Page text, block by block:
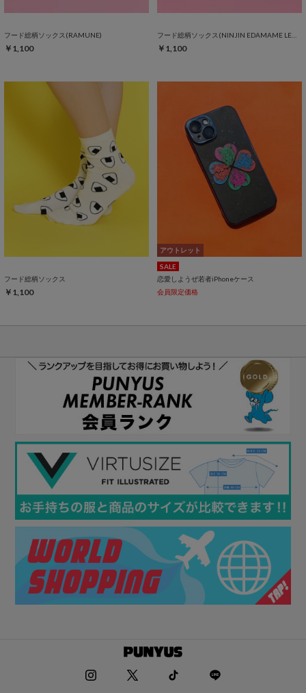
フード総柄ソックス(RAMUNE)
￥1,100
フード総柄ソックス(NINJIN EDAMAME LEMON)
￥1,100
フード総柄ソックス
￥1,100
アウトレット
SALE
恋愛しようぜ若者iPhoneケース
会員限定価格